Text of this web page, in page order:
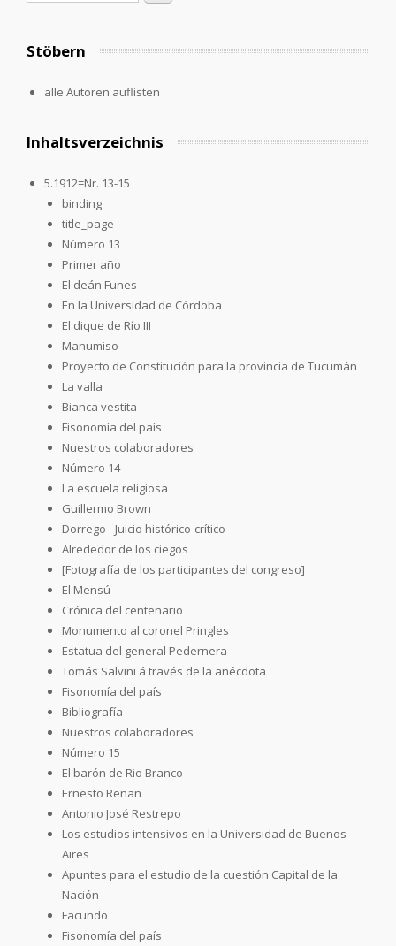
Stöbern
alle Autoren auflisten
Inhaltsverzeichnis
5.1912=Nr. 13-15
binding
title_page
Número 13
Primer año
El deán Funes
En la Universidad de Córdoba
El dique de Río III
Manumiso
Proyecto de Constitución para la provincia de Tucumán
La valla
Bianca vestita
Fisonomía del país
Nuestros colaboradores
Número 14
La escuela religiosa
Guillermo Brown
Dorrego - Juicio histórico-crítico
Alrededor de los ciegos
[Fotografía de los participantes del congreso]
El Mensú
Crónica del centenario
Monumento al coronel Pringles
Estatua del general Pedernera
Tomás Salvini á través de la anécdota
Fisonomía del país
Bibliografía
Nuestros colaboradores
Número 15
El barón de Rio Branco
Ernesto Renan
Antonio José Restrepo
Los estudios intensivos en la Universidad de Buenos
Aires
Apuntes para el estudio de la cuestión Capital de la
Nación
Facundo
Fisonomía del país